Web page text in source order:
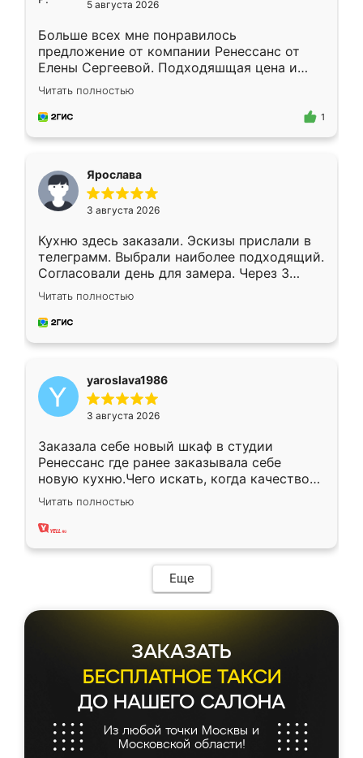
5 августа 2026
Больше всех мне понравилось
предложение от компании Ренессанс от
Елены Сергеевой. Подходяшщая цена и
короткие сроки изготовления. Приехавший
для замера сотрудник Владислав
предложил по моему эскизу самый
Читать полностью
1
Ярослава
3 августа 2026
Кухню здесь заказали. Эскизы прислали в
телеграмм. Выбрали наиболее подходящий.
Согласовали день для замера. Через 3
недели кухня была уже готова. Остались
довольны работой. Спасибо Ренессанс
мебель за качественную работу!
Читать полностью
yaroslava1986
3 августа 2026
Заказала себе новый шкаф в студии
Ренессанс где ранее заказывала себе
новую кухню.Чего искать, когда качеством
вполне довольна. Служит кухня уже почти
два года, нареканий нет.
Читать полностью
Еще
ЗАКАЗАТЬ
БЕСПЛАТНОЕ ТАКСИ
ДО НАШЕГО САЛОНА
Из любой точки Москвы и
Московской области!